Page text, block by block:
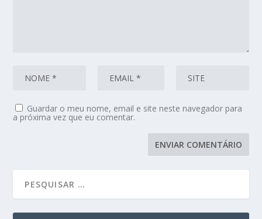
Guardar o meu nome, email e site neste navegador para
a próxima vez que eu comentar.